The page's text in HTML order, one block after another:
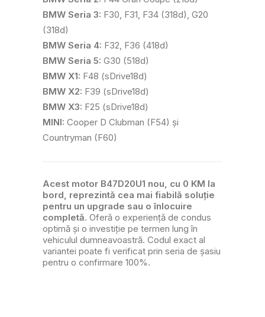
BMW Seria 3: F30, F31, F34 (318d), G20
(318d)
BMW Seria 4: F32, F36 (418d)
BMW Seria 5: G30 (518d)
BMW X1: F48 (sDrive18d)
BMW X2: F39 (sDrive18d)
BMW X3: F25 (sDrive18d)
MINI: Cooper D Clubman (F54) și
Countryman (F60)
Acest motor B47D20U1 nou, cu 0 KM la
bord, reprezintă cea mai fiabilă soluție
pentru un upgrade sau o înlocuire
completă. Oferă o experiență de condus
optimă și o investiție pe termen lung în
vehiculul dumneavoastră. Codul exact al
variantei poate fi verificat prin seria de șasiu
pentru o confirmare 100%.